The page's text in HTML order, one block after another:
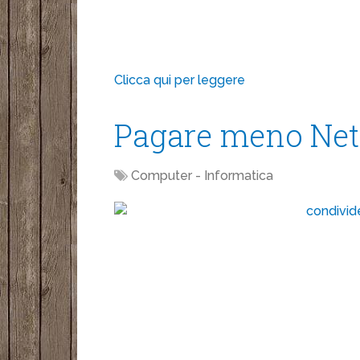
Clicca qui per leggere
Pagare meno
Computer - Informatica